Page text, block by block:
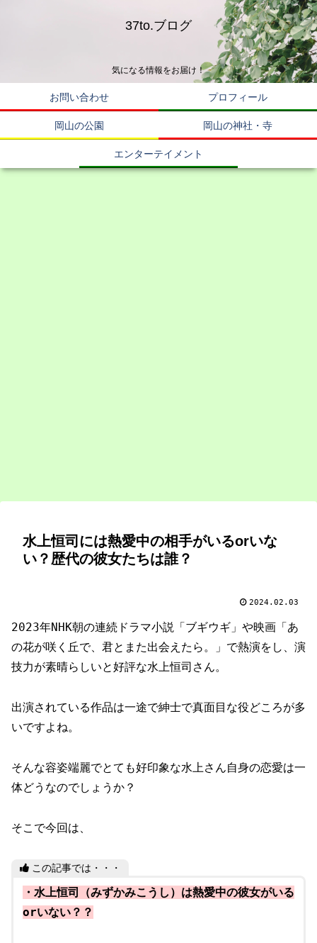
37to.ブログ
気になる情報をお届け！
お問い合わせ プロフィール
岡山の公園 岡山の神社・寺
エンターテイメント
水上恒司には熱愛中の相手がいるorいな
い？歴代の彼女たちは誰？
2024.02.03
2023年NHK朝の連続ドラマ小説「ブギウギ」や映画「あ
の花が咲く丘で、君とまた出会えたら。」で熱演をし、演
技力が素晴らしいと好評な水上恒司さん。
出演されている作品は一途で紳士で真面目な役どころが多
いですよね。
そんな容姿端麗でとても好印象な水上さん自身の恋愛は一
体どうなのでしょうか？
そこで今回は、
この記事では・・・
・水上恒司（みずかみこうし）は熱愛中の彼女がいる
orいない？？